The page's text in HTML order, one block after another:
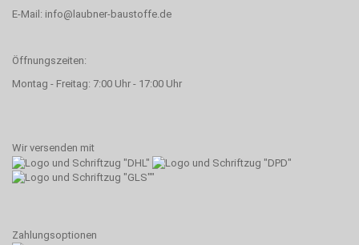
E-Mail: info@laubner-baustoffe.de
Öffnungszeiten:
Montag - Freitag: 7:00 Uhr - 17:00 Uhr
Wir versenden mit
Zahlungsoptionen